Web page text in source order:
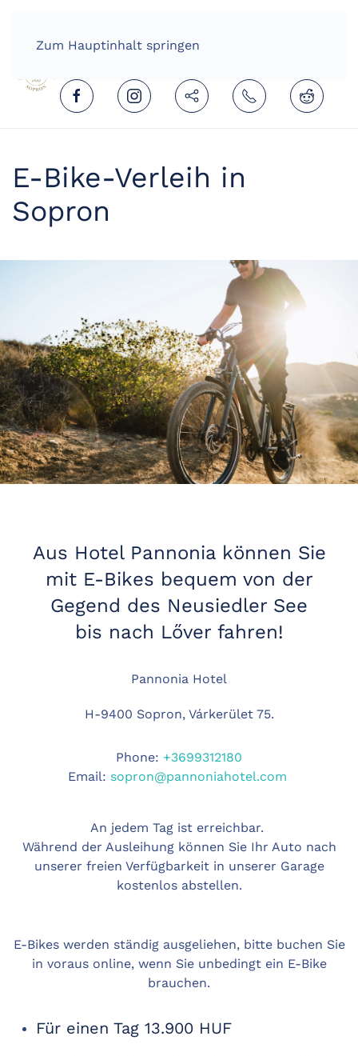
Zum Hauptinhalt springen
E-Bike-Verleih in
Sopron
Aus Hotel Pannonia können Sie
mit E-Bikes bequem von der
Gegend des Neusiedler See
bis nach Lőver fahren!
Pannonia Hotel
H-9400 Sopron, Várkerület 75.
Phone: +3699312180
Email: sopron@pannoniahotel.com
An jedem Tag ist erreichbar.
Während der Ausleihung können Sie Ihr Auto nach
unserer freien Verfügbarkeit in unserer Garage
kostenlos abstellen.
E-Bikes werden ständig ausgeliehen, bitte buchen Sie
in voraus online, wenn Sie unbedingt ein E-Bike
brauchen.
Für einen Tag 13.900 HUF